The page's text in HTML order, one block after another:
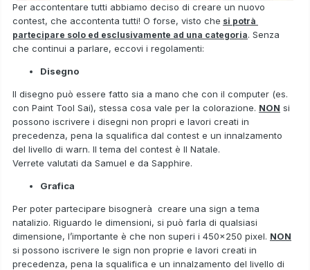
Per accontentare tutti abbiamo deciso di creare un nuovo
contest, che accontenta tutti! O forse, visto che si potrà
partecipare solo ed esclusivamente ad una categoria. Senza
che continui a parlare, eccovi i regolamenti:
Disegno
Il disegno può essere fatto sia a mano che con il computer (es.
con Paint Tool Sai), stessa cosa vale per la colorazione. NON si
possono iscrivere i disegni non propri e lavori creati in
precedenza, pena la squalifica dal contest e un innalzamento
del livello di warn. Il tema del contest è Il Natale.
Verrete valutati da Samuel e da Sapphire.
Grafica
Per poter partecipare bisognerà creare una sign a tema
natalizio. Riguardo le dimensioni, si può farla di qualsiasi
dimensione, l’importante è che non superi i 450x250 pixel. NON
si possono iscrivere le sign non proprie e lavori creati in
precedenza, pena la squalifica e un innalzamento del livello di